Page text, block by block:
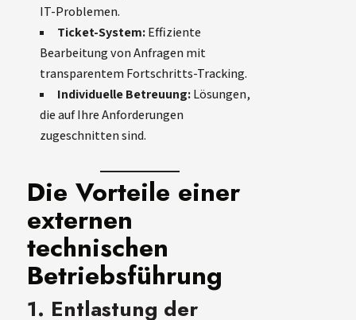
IT-Problemen.
Ticket-System:Effiziente
Bearbeitung von Anfragen mit
transparentem Fortschritts-Tracking.
Individuelle Betreuung:Lösungen,
die auf Ihre Anforderungen
zugeschnitten sind.
Die Vorteile einer
externen
technischen
Betriebsführung
1. Entlastung der